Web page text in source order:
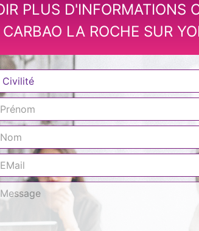
PLUS D'INFORMATIONS
LA ROCHE SUR